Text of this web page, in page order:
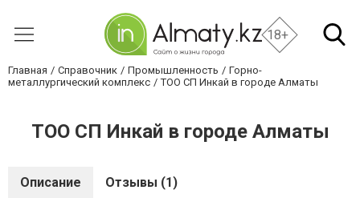
18+
Главная Справочник Промышленность
Горно-
металлургический комплекс
ТОО СП Инкай в городе Алматы
ТОО СП Инкай в городе Алматы
Описание Отзывы (1)